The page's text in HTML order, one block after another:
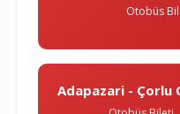
Otobüs
Adapazari - Çorlu